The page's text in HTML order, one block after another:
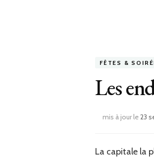
FÊTES &
Les
mis à jour le23
La capitale la